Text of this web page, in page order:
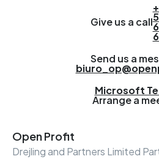
Give us a call
Send us a
Arrange a
Microsoft
Open Profit
Drejling and Partners Limited